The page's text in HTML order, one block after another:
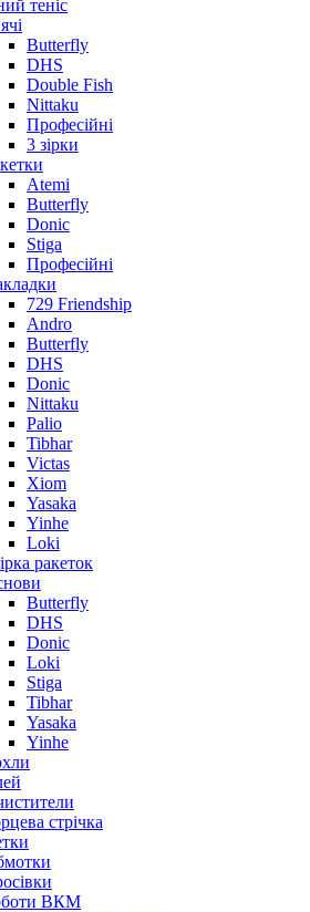
теніс
Butterfly
DHS
Double Fish
Nittaku
Професійні
3 зірки
Atemi
Butterfly
Donic
Stiga
Професійні
729 Friendship
Andro
Butterfly
DHS
Donic
Nittaku
Palio
Tibhar
Victas
Xiom
Yasaka
Yinhe
Loki
ракеток
Butterfly
DHS
Donic
Loki
Stiga
Tibhar
Yasaka
Yinhe
стрічка
ВКМ